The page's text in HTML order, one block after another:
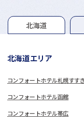
グループホテル一覧
北海道
北海道エリア
コンフォートホテル札幌すす
コンフォートホテル函館
コンフォートホテル帯広